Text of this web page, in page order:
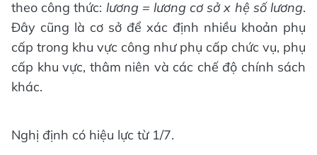
theo công thức: lương = lương cơ sở x hệ số lương.
Đây cũng là cơ sở để xác định nhiều khoản phụ
cấp trong khu vực công như phụ cấp chức vụ, phụ
cấp khu vực, thâm niên và các chế độ chính sách
khác.
Nghị định có hiệu lực từ 1/7.